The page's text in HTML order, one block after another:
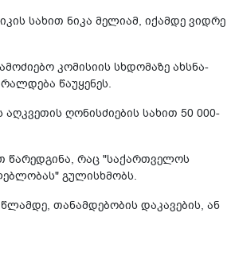
სახით ნიკა მელიამ, იქამდე ვიდრე
კომისიის სხდომაზე ახსნა-
წაუყენეს.
ღონისძიების სახით 50 000-
წარედგინა, რაც "საქართველოს
გულისხმობს.
თანამდებობის დაკავების, ან